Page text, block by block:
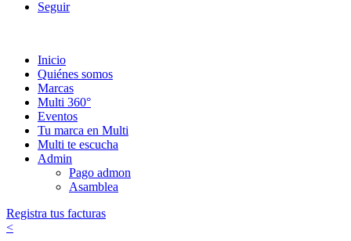
Seguir
Inicio
Quiénes somos
Marcas
Multi 360°
Eventos
Tu marca en Multi
Multi te escucha
Admin
Pago admon
Asamblea
Registra tus facturas
<